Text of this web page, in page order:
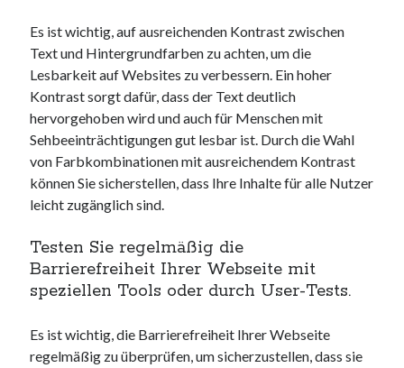
Es ist wichtig, auf ausreichenden Kontrast zwischen
Text und Hintergrundfarben zu achten, um die
Lesbarkeit auf Websites zu verbessern. Ein hoher
Kontrast sorgt dafür, dass der Text deutlich
hervorgehoben wird und auch für Menschen mit
Sehbeeinträchtigungen gut lesbar ist. Durch die Wahl
von Farbkombinationen mit ausreichendem Kontrast
können Sie sicherstellen, dass Ihre Inhalte für alle Nutzer
leicht zugänglich sind.
Testen Sie regelmäßig die
Barrierefreiheit Ihrer Webseite mit
speziellen Tools oder durch User-Tests.
Es ist wichtig, die Barrierefreiheit Ihrer Webseite
regelmäßig zu überprüfen, um sicherzustellen, dass sie